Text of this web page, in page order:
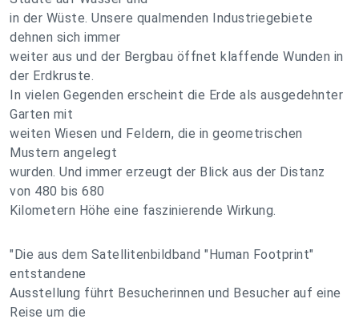
in der Wüste. Unsere qualmenden Industriegebiete
dehnen sich immer
weiter aus und der Bergbau öffnet klaffende Wunden in
der Erdkruste.
In vielen Gegenden erscheint die Erde als ausgedehnter
Garten mit
weiten Wiesen und Feldern, die in geometrischen
Mustern angelegt
wurden. Und immer erzeugt der Blick aus der Distanz
von 480 bis 680
Kilometern Höhe eine faszinierende Wirkung.
"Die aus dem Satellitenbildband "Human Footprint"
entstandene
Ausstellung führt Besucherinnen und Besucher auf eine
Reise um die